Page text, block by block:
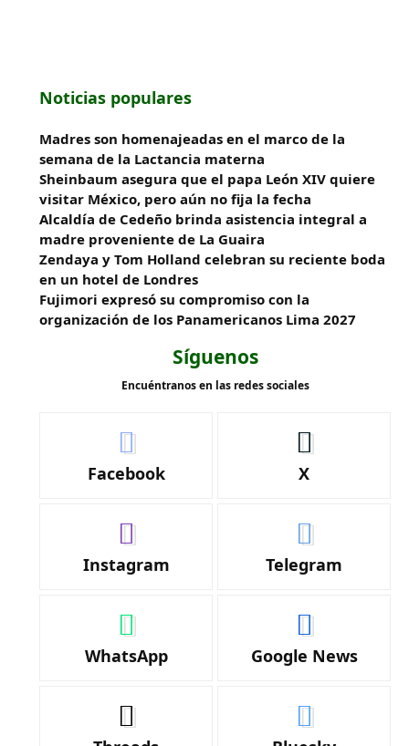
Noticias populares
Madres son homenajeadas en el marco de la
semana de la Lactancia materna
Sheinbaum asegura que el papa León XIV quiere
visitar México, pero aún no fija la fecha
Alcaldía de Cedeño brinda asistencia integral a
madre proveniente de La Guaira
Zendaya y Tom Holland celebran su reciente boda
en un hotel de Londres
Fujimori expresó su compromiso con la
organización de los Panamericanos Lima 2027
Síguenos
Encuéntranos en las redes sociales
Facebook X
Instagram Telegram
WhatsApp Google News